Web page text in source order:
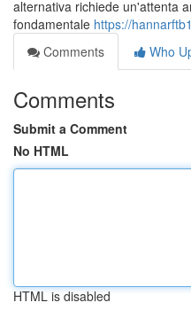
alternativa richiede un'attenta
fondamentale https://
Comments
Who
Comments
Submit a Comment
No HTML
HTML is disabled